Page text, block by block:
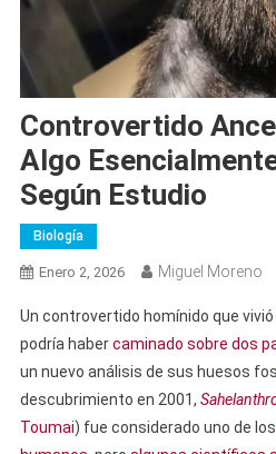
Controvertido
Algo
Según Estudio
Biología
Enero 2, 2026 Miguel Moreno
Un controvertido homínido que
podría habercaminado sobre dos
un nuevo análisis de sus huesos
descubrimiento en 2001,
Toumai) fue considerado uno de los